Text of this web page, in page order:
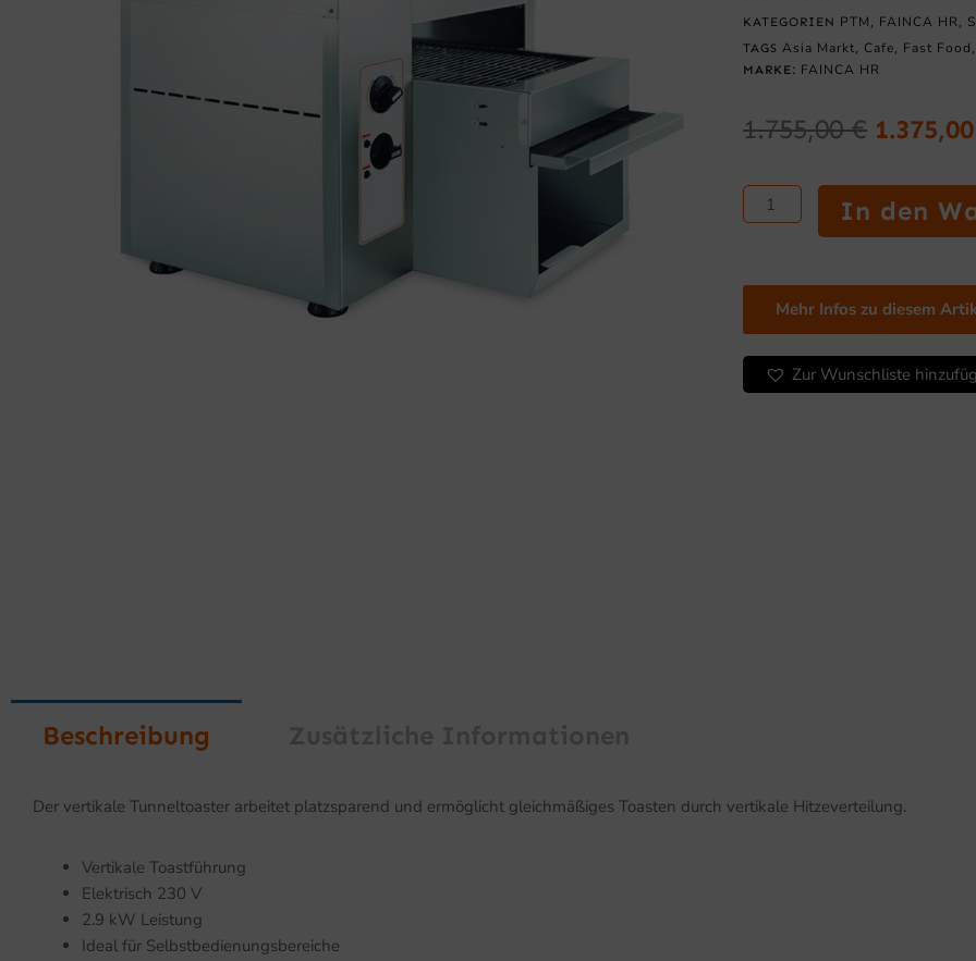
KATEGORIEN PTM , FAINCA HR,
TAGS Asia Markt, Cafe, Fast Food ,
MARKE: FAINCA HR
1.755,00€
war:
1.375,00
Vertikal-
Tunneltoaster
In den
Mehr Infos zu diesem
Zur Wunschliste
Beschreibung
Der vertikale Tunneltoaster arbeitet platzsparend und ermöglicht gleichmäßiges Toasten durch vertikale Hitzeverteilung.
Vertikale Toastführung
Elektrisch 230 V
2.9 kW Leistung
Ideal für Selbstbedienungsbereiche